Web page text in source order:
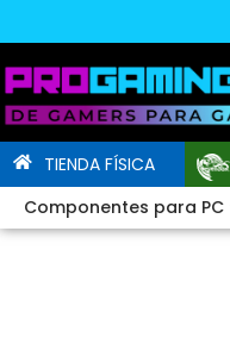
TIENDA FÍSICA
Componentes para PC